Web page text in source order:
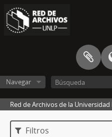
Navegar
Red de Archivos de la
Filtros